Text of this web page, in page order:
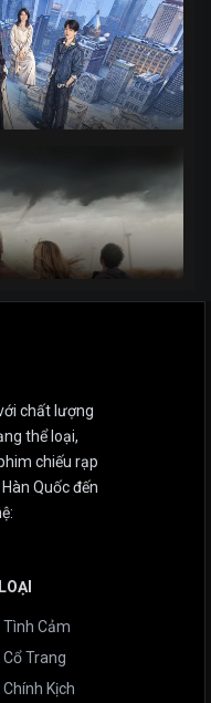
chất lượng
thể loại,
chiếu rạp
Quốc đến
Tình Cảm
Cổ Trang
Kịch